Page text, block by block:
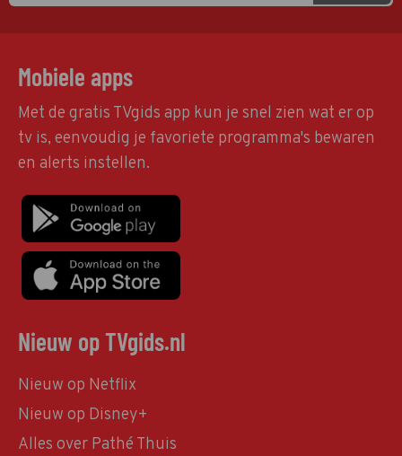
Mobiele apps
Met de gratis TVgids app kun je snel zien wat er op
tv is, eenvoudig je favoriete programma's bewaren
en alerts instellen.
Nieuw op TVgids.nl
Nieuw op Netflix
Nieuw op Disney+
Alles over Pathé Thuis